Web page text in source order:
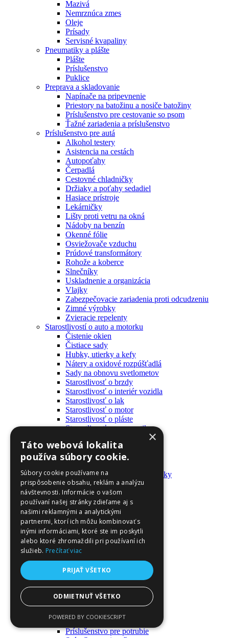
Mazivá
Nemrznúca zmes
Oleje
Prísady
Servisné kvapaliny
Pneumatiky a plášte
Plášte
Príslušenstvo
Puklice
Preprava a skladovanie
Napínače na pripevnenie
Priestory na batožinu a nosiče batožiny
Príslušenstvo pre cestovanie so psom
Ťažné zariadenia a príslušenstvo
Príslušenstvo pre autá
Alkohol testery
Asistencia na cestách
Autopoťahy
Čerpadlá
Cestovné chladničky
Držiaky a poťahy sedadiel
Hasiace prístroje
Lekárničky
Lišty proti vetru na okná
Nádoby na benzín
Okenné fólie
Osviežovače vzduchu
Prúdové transformátory
Rohože a koberce
Slnečníky
Uskladnenie a organizácia
Vlajky
Zabezpečovacie zariadenia proti odcudzeniu
Zimné výrobky
Zvieracie repelenty
Starostlivostí o auto a motorku
Čistenie okien
Čistiace sady
Hubky, utierky a kefy
Nátery a oxidové rozpúšťadlá
Sady na obnovu svetlometov
Starostlivosť o brzdy
Starostlivosť o interiér vozidla
Starostlivosť o lak
Starostlivosť o motor
Starostlivosť o pláste
Starostlivosť o pneumatiky
Batohy a tašky
Kľúčenky
Oblečenie
Zmývateľné tetovačky a nálepky
Domáci majster a nástroje
Elektrické zapojenie
Časové spínače
Diferenciálne spínače
Domové zvončeky
Elektrické káble
Káble
Káblové navijáky
Monitory napájania
Nástenné dosky a rámy
Nástroje a ovládače
Podávače
Príruby
Príslušenstvo pre potrubie
×
Táto webová lokalita
používa súbory cookie.
Súbory cookie používame na
prispôsobenie obsahu, reklám a analýzu
návštevnosti. Informácie o vašom
používaní našej stránky zdieľame aj s
našimi reklamnými a analytickými
partnermi, ktorí ich môžu kombinovať s
inými informáciami, ktoré ste im poskytli
alebo ktoré zhromaždili pri používaní ich
služieb. Prečítať viac
PRIJAŤ VŠETKO
ODMIETNUŤ VŠETKO
POWERED BY COOKIESCRIPT